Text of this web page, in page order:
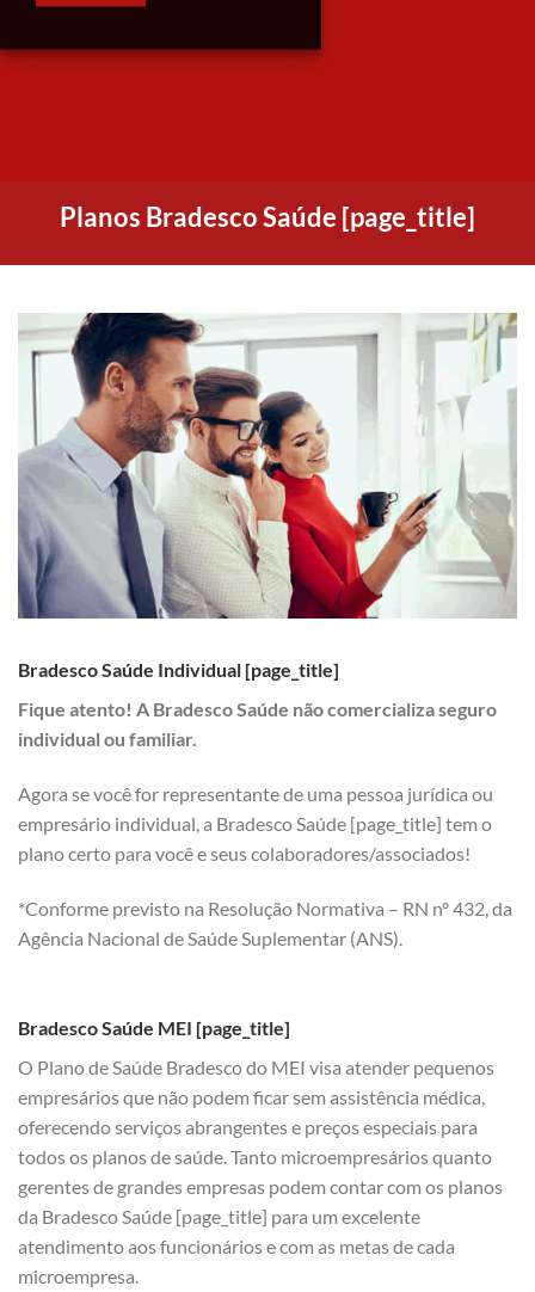
Planos Bradesco Saúde [page_title]
Bradesco Saúde Individual [page_title]
Fique atento! A Bradesco Saúde não comercializa seguro
individual ou familiar.
Agora se você for representante de uma pessoa jurídica ou
empresário individual, a Bradesco Saúde [page_title] tem o
plano certo para você e seus colaboradores/associados!
*Conforme previsto na Resolução Normativa – RN nº 432, da
Agência Nacional de Saúde Suplementar (ANS).
Bradesco Saúde MEI [page_title]
O Plano de Saúde Bradesco do MEI visa atender pequenos
empresários que não podem ficar sem assistência médica,
oferecendo serviços abrangentes e preços especiais para
todos os planos de saúde. Tanto microempresários quanto
gerentes de grandes empresas podem contar com os planos
da Bradesco Saúde [page_title] para um excelente
atendimento aos funcionários e com as metas de cada
microempresa.